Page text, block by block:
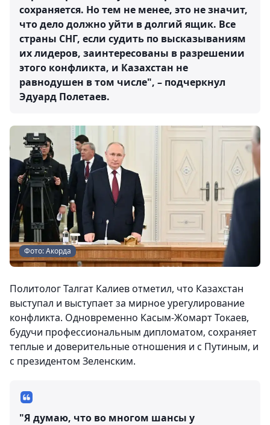
сохраняется. Но тем не менее, это не значит,
что дело должно уйти в долгий ящик. Все
страны СНГ, если судить по высказываниям
их лидеров, заинтересованы в разрешении
этого конфликта, и Казахстан не
равнодушен в том числе", – подчеркнул
Эдуард Полетаев.
Фото: Акорда
Политолог Талгат Калиев отметил, что Казахстан
выступал и выступает за мирное урегулирование
конфликта. Одновременно Касым-Жомарт Токаев,
будучи профессиональным дипломатом, сохраняет
теплые и доверительные отношения и с Путиным, и
с президентом Зеленским.
"Я думаю, что во многом шансы у